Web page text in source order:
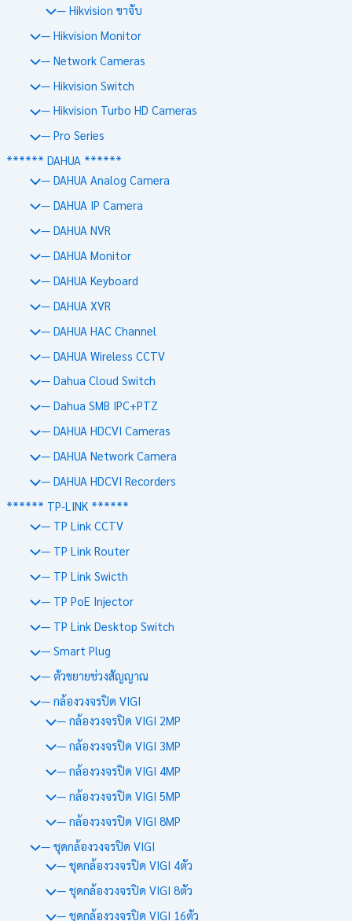
— Hikvision ขาจับ
— Hikvision Monitor
— Network Cameras
— Hikvision Switch
— Hikvision Turbo HD Cameras
— Pro Series
****** DAHUA ******
— DAHUA Analog Camera
— DAHUA IP Camera
— DAHUA NVR
— DAHUA Monitor
— DAHUA Keyboard
— DAHUA XVR
— DAHUA HAC Channel
— DAHUA Wireless CCTV
— Dahua Cloud Switch
— Dahua SMB IPC+PTZ
— DAHUA HDCVI Cameras
— DAHUA Network Camera
— DAHUA HDCVI Recorders
****** TP-LINK ******
— TP Link CCTV
— TP Link Router
— TP Link Swicth
— TP PoE Injector
— TP Link Desktop Switch
— Smart Plug
— ตัวขยายช่วงสัญญาณ
— กล้องวงจรปิด VIGI
— กล้องวงจรปิด VIGI 2MP
— กล้องวงจรปิด VIGI 3MP
— กล้องวงจรปิด VIGI 4MP
— กล้องวงจรปิด VIGI 5MP
— กล้องวงจรปิด VIGI 8MP
— ชุดกล้องวงจรปิด VIGI
— ชุดกล้องวงจรปิด VIGI 4ตัว
— ชุดกล้องวงจรปิด VIGI 8ตัว
— ชุดกล้องวงจรปิด VIGI 16ตัว